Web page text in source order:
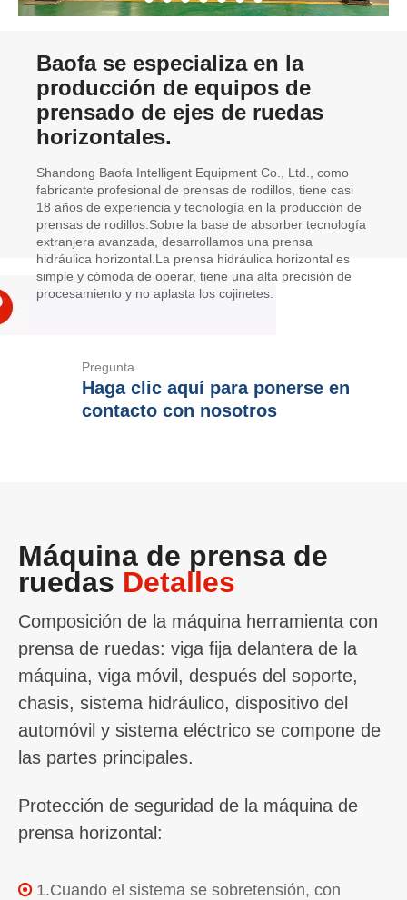
Baofa se especializa en la
producción de equipos de
prensado de ejes de ruedas
horizontales.
Shandong Baofa Intelligent Equipment Co., Ltd., como
fabricante profesional de prensas de rodillos, tiene casi
18 años de experiencia y tecnología en la producción de
prensas de rodillos.Sobre la base de absorber tecnología
extranjera avanzada, desarrollamos una prensa
hidráulica horizontal.La prensa hidráulica horizontal es
simple y cómoda de operar, tiene una alta precisión de
procesamiento y no aplasta los cojinetes.
Pregunta
Haga clic aquí para ponerse en
contacto con nosotros
Máquina de prensa de
ruedas Detalles
Composición de la máquina herramienta con
prensa de ruedas: viga fija delantera de la
máquina, viga móvil, después del soporte,
chasis, sistema hidráulico, dispositivo del
automóvil y sistema eléctrico se compone de
las partes principales.
Protección de seguridad de la máquina de
prensa horizontal:
 1.Cuando el sistema se sobretensión, con